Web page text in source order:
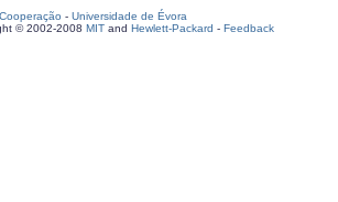
- Universidade de Évora
© 2002-2008 MIT and Hewlett-Packard - Feedback